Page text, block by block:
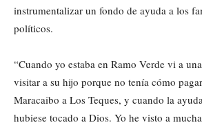
instrumentalizar un fondo de ayuda a los
políticos.
“Cuando yo estaba en Ramo Verde vi a
visitar a su hijo porque no tenía cómo
Maracaibo a Los Teques, y cuando la
hubiese tocado a Dios. Yo he visto a